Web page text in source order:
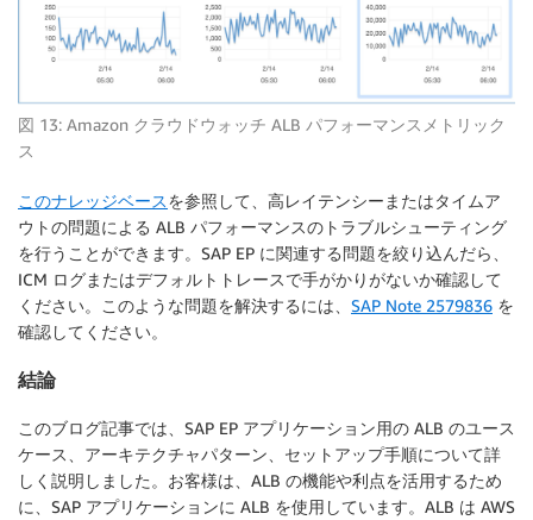
図 13: Amazon クラウドウォッチ ALB パフォーマンスメトリック
ス
このナレッジベースを参照して、高レイテンシーまたはタイムア
ウトの問題による ALB パフォーマンスのトラブルシューティング
を行うことができます。SAP EP に関連する問題を絞り込んだら、
ICM ログまたはデフォルトトレースで手がかりがないか確認して
ください。このような問題を解決するには、 SAP Note 2579836 を
確認してください。
結論
このブログ記事では、SAP EP アプリケーション用の ALB のユース
ケース、アーキテクチャパターン、セットアップ手順について詳
しく説明しました。お客様は、ALB の機能や利点を活用するため
に、SAP アプリケーションに ALB を使用しています。ALB は AWS